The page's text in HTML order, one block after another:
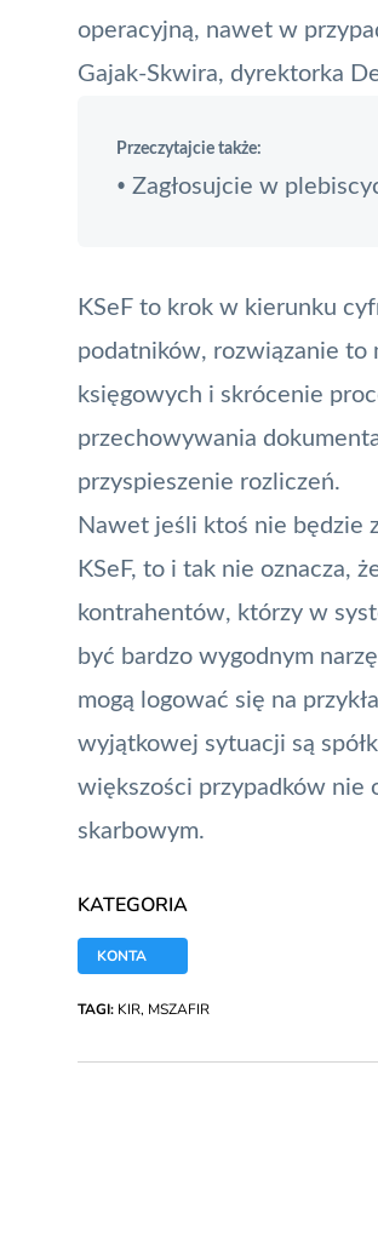
operacyjną, nawet w
Gajak-Skwira, dyrektorka
Przeczytajcie także:
• Zagłosujcie w
KSeF to krok w kierunku
podatników, rozwiązanie to
księgowych i skrócenie
przechowywania
przyspieszenie rozliczeń.
Nawet jeśli ktoś nie będzie
KSeF, to i tak nie oznacza,
kontrahentów, którzy w
być bardzo wygodnym
mogą logować się na
wyjątkowej sytuacji są
większości przypadków nie
skarbowym.
KATEGORIA
KONTA
TAGI: KIR, MSZAFIR